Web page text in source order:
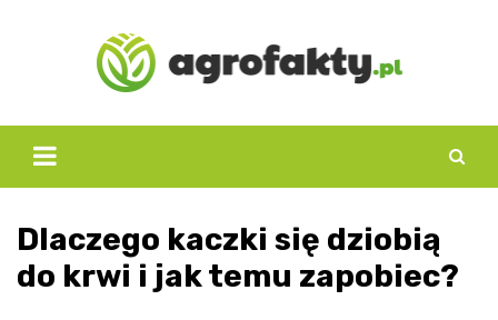
Dlaczego kaczki się dziobią
do krwi i jak temu zapobiec?